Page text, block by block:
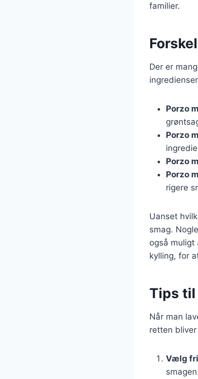
familier.
Der er
Porzo
Porzo
Porzo
Porzo
rigere
Uanset
smag.
også muligt
kylling, for
Tips til
Når man
retten
Vælg